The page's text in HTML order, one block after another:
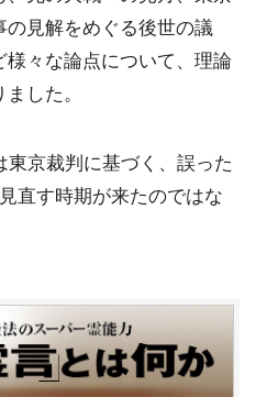
見解をめぐる後世の議
々な論点について、理論
した。
京裁判に基づく、誤った
直す時期が来たのではな